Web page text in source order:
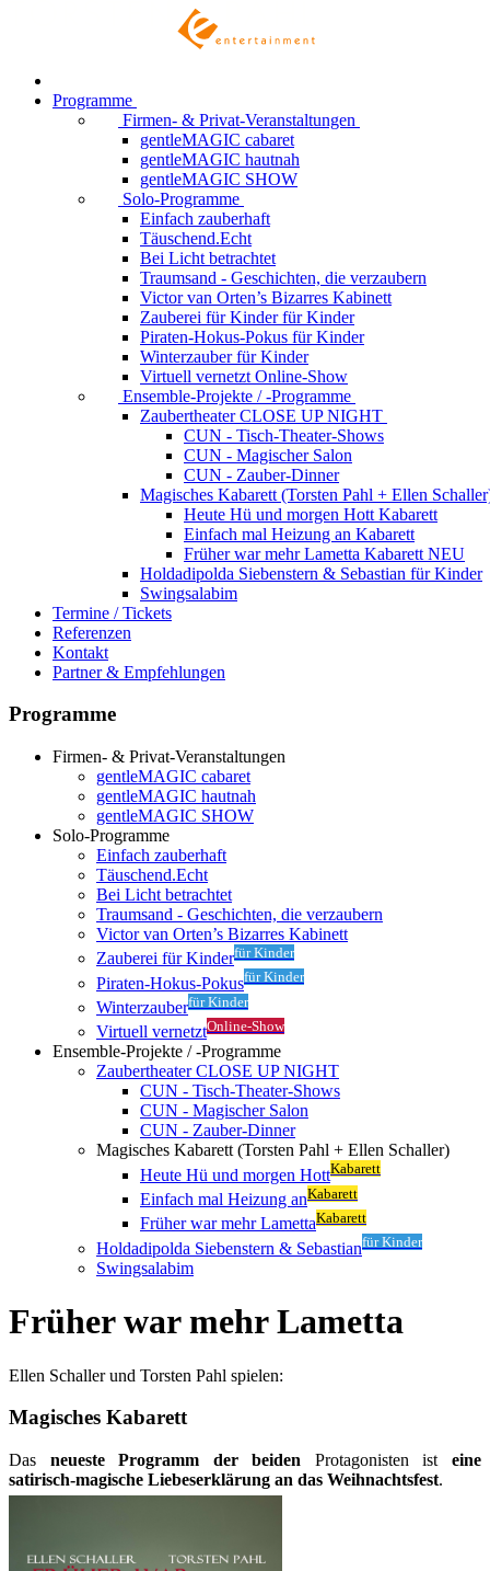
Programme
Firmen- & Privat-Veranstaltungen
gentleMAGIC cabaret
gentleMAGIC hautnah
gentleMAGIC SHOW
Solo-Programme
Einfach zauberhaft
Täuschend.Echt
Bei Licht betrachtet
Traumsand - Geschichten, die verzaubern
Victor van Orten’s Bizarres Kabinett
Zauberei für Kinder für Kinder
Piraten-Hokus-Pokus für Kinder
Winterzauber für Kinder
Virtuell vernetzt Online-Show
Ensemble-Projekte / -Programme
Zaubertheater CLOSE UP NIGHT
CUN - Tisch-Theater-Shows
CUN - Magischer Salon
CUN - Zauber-Dinner
Magisches Kabarett (Torsten Pahl + Ellen
Heute Hü und morgen Hott Kabarett
Einfach mal Heizung an Kabarett
Früher war mehr Lametta Kabarett NEU
Holdadipolda Siebenstern & Sebastian für Kinder
Swingsalabim
Termine / Tickets
Referenzen
Kontakt
Partner & Empfehlungen
Programme
Firmen- & Privat-Veranstaltungen
gentleMAGIC cabaret
gentleMAGIC hautnah
gentleMAGIC SHOW
Solo-Programme
Einfach zauberhaft
Täuschend.Echt
Bei Licht betrachtet
Traumsand - Geschichten, die verzaubern
Victor van Orten’s Bizarres Kabinett
Zauberei für Kinderfür Kinder
Piraten-Hokus-Pokusfür Kinder
Winterzauberfür Kinder
Virtuell vernetztOnline-Show
Ensemble-Projekte / -Programme
Zaubertheater CLOSE UP NIGHT
CUN - Tisch-Theater-Shows
CUN - Magischer Salon
CUN - Zauber-Dinner
Magisches Kabarett (Torsten Pahl + Ellen Schaller)
Heute Hü und morgen HottKabarett
Einfach mal Heizung anKabarett
Früher war mehr LamettaKabarett
Holdadipolda Siebenstern & Sebastianfür Kinder
Swingsalabim
Früher war mehr Lametta
Ellen Schaller und Torsten Pahl spielen:
Magisches Kabarett
Das neueste Programm der beiden Protagonisten ist eine
satirisch-magische Liebeserklärung an das Weihnachtsfest.